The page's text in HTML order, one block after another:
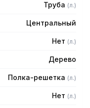
Труба (л.)
Центральный
Нет (л.)
Дерево
Полка-решетка (л.)
Нет (л.)